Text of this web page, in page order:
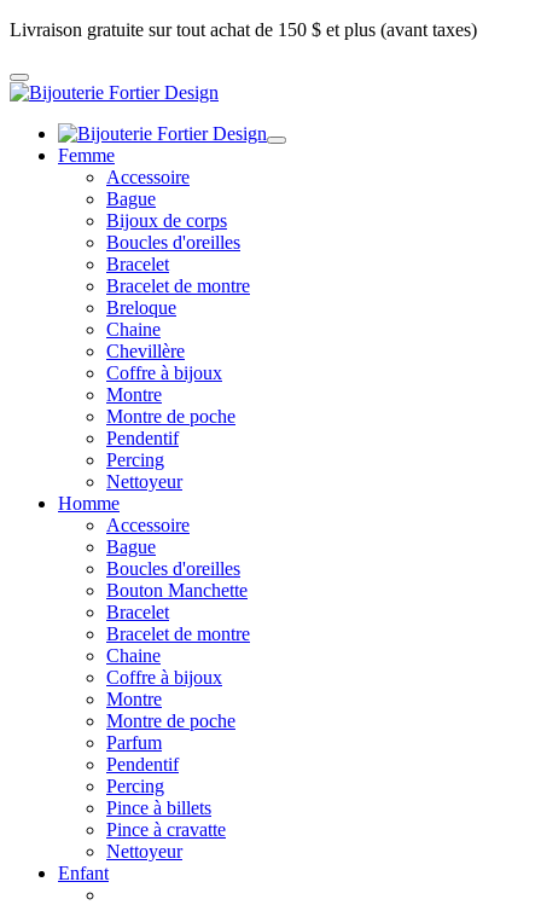
Livraison gratuite sur tout achat de 150 $ et plus (avant taxes)
Femme
Accessoire
Bague
Bijoux de corps
Boucles d'oreilles
Bracelet
Bracelet de montre
Breloque
Chaine
Chevillère
Coffre à bijoux
Montre
Montre de poche
Pendentif
Percing
Nettoyeur
Homme
Accessoire
Bague
Boucles d'oreilles
Bouton Manchette
Bracelet
Bracelet de montre
Chaine
Coffre à bijoux
Montre
Montre de poche
Parfum
Pendentif
Percing
Pince à billets
Pince à cravatte
Nettoyeur
Enfant